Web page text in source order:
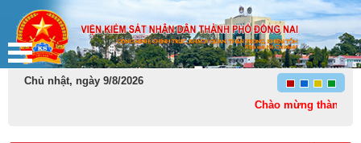
Chủ nhật, ngày 9/8/2026
Chào mừng thành lập